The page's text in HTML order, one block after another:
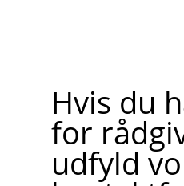
Hvis du
for
udfyld